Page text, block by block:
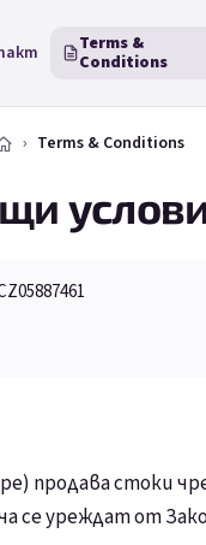
Terms &
Conditions
Terms & Conditions
продава стоки
се уреждат от